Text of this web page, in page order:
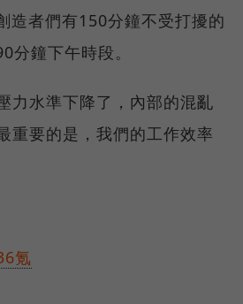
造者們有150分鐘不受打擾的
分鐘下午時段。
力水準下降了，內部的混亂
重要的是，我們的工作效率
氪